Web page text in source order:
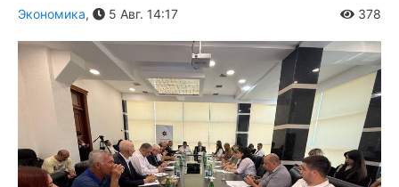
Экономика, 5 Авг. 14:17 378